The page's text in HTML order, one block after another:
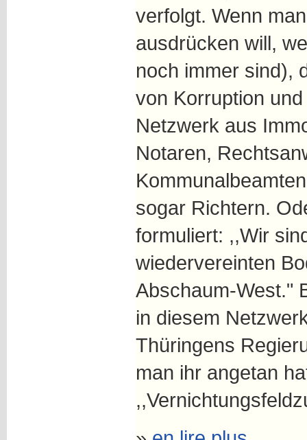
verfolgt. Wenn
ausdrücken will,
noch immer sind),
von Korruption
Netzwerk aus
Notaren,
sogar Richtern.
formuliert: ,,Wir
wiedervereinten
Abschaum-West."
in diesem
Thüringens
man ihr angetan